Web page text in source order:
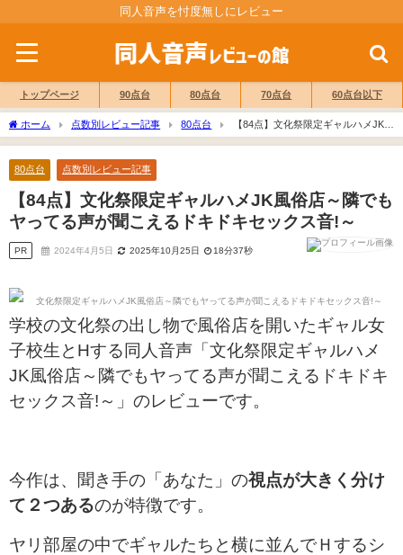
同人音声を忖度無しにレビュー
トップページ 90点台 80点台 70点台 60点台以下
ホーム 点数別レビュー記事 80点台
【84点】文化祭限定ギャルハメJK風
俗店～隣でもヤってる声が聞こえるドキドキセックス音!～
80点台 点数別レビュー記事
【84点】文化祭限定ギャルハメJK風俗店～隣でも
ヤってる声が聞こえるドキドキセックス音!～
PR 2024年4月5日 2025年10月25日 18分37秒
学校の文化祭の出し物で風俗店を開いたギャル女
子校生とHする同人音声「文化祭限定ギャルハメ
JK風俗店～隣でもヤってる声が聞こえるドキドキ
セックス音!～」のレビューです。
今作は、聞き手の「あなた」の視点が大きく分け
て２つあるのが特徴です。
ヤリ部屋の中でギャルたちと横に並んでＨするシ